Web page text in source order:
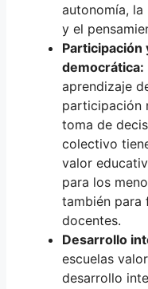
autonomía,
y el
Participación
democrática:
aprendizaje
participación
toma de
colectivo
valor
para los
también para
docentes.
Desarrollo
escuelas
desarrollo